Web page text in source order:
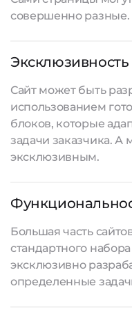
совершенно разные.
Эксклюзивность
Сайт может быть
использованием
блоков, которые
задачи заказчика. А
эксклюзивным.
Большая часть
стандартного
эксклюзивно
определенные